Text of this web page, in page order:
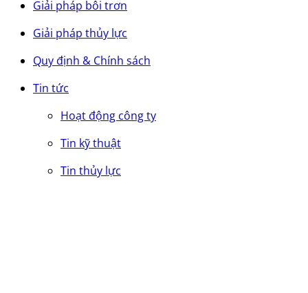
Giải pháp bôi trơn
Giải pháp thủy lực
Quy định & Chính sách
Tin tức
Hoạt động công ty
Tin kỹ thuật
Tin thủy lực